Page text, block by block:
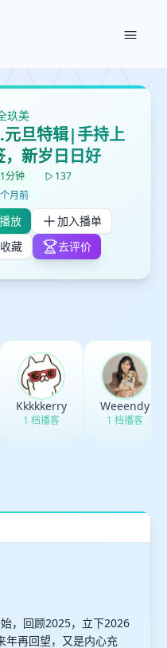
玖美
元旦特辑|手持上
，新岁日日好
分钟
137
月前
播放
加入播单
收藏
去评价
Kkkkkerry
1 档播客
Weeendy
1 档播客
，回顾2025，立下2026
年再回望，又是内心充
✕
取消 确定
✕
取消 确认删除
✕
创建